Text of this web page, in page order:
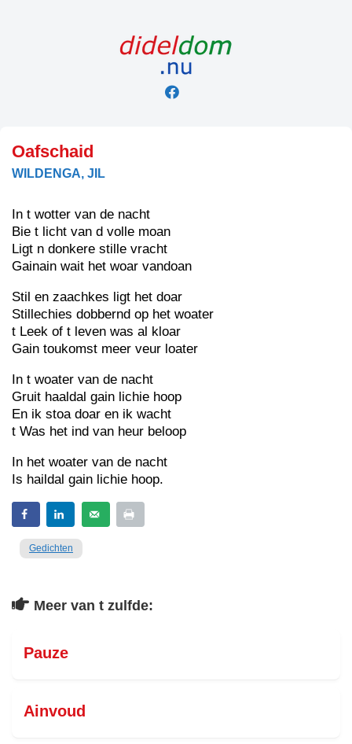
Oafschaid
WILDENGA, JIL
In t wotter van de nacht
Bie t licht van d volle moan
Ligt n donkere stille vracht
Gainain wait het woar vandoan
Stil en zaachkes ligt het doar
Stillechies dobbernd op het woater
t Leek of t leven was al kloar
Gain toukomst meer veur loater
In t woater van de nacht
Gruit haaldal gain lichie hoop
En ik stoa doar en ik wacht
t Was het ind van heur beloop
In het woater van de nacht
Is haildal gain lichie hoop.
Gedichten
Meer van t zulfde:
Pauze
Ainvoud